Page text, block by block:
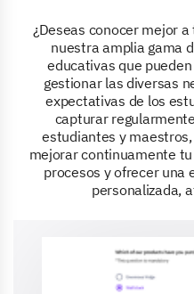
¿Deseas conocer mejor
nuestra amplia gama
educativas que
gestionar las diversas
expectativas de los
capturar
estudiantes y
mejorar continuamente
procesos y ofrecer una
personalizada,